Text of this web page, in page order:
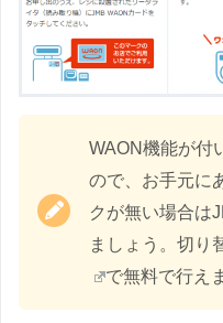
WAON機能が付
ので、お手元に
クが無い場合は
ましょう。切り
で無料で行え